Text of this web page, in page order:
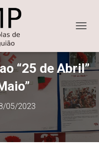
“25 de Abril”
05/2023